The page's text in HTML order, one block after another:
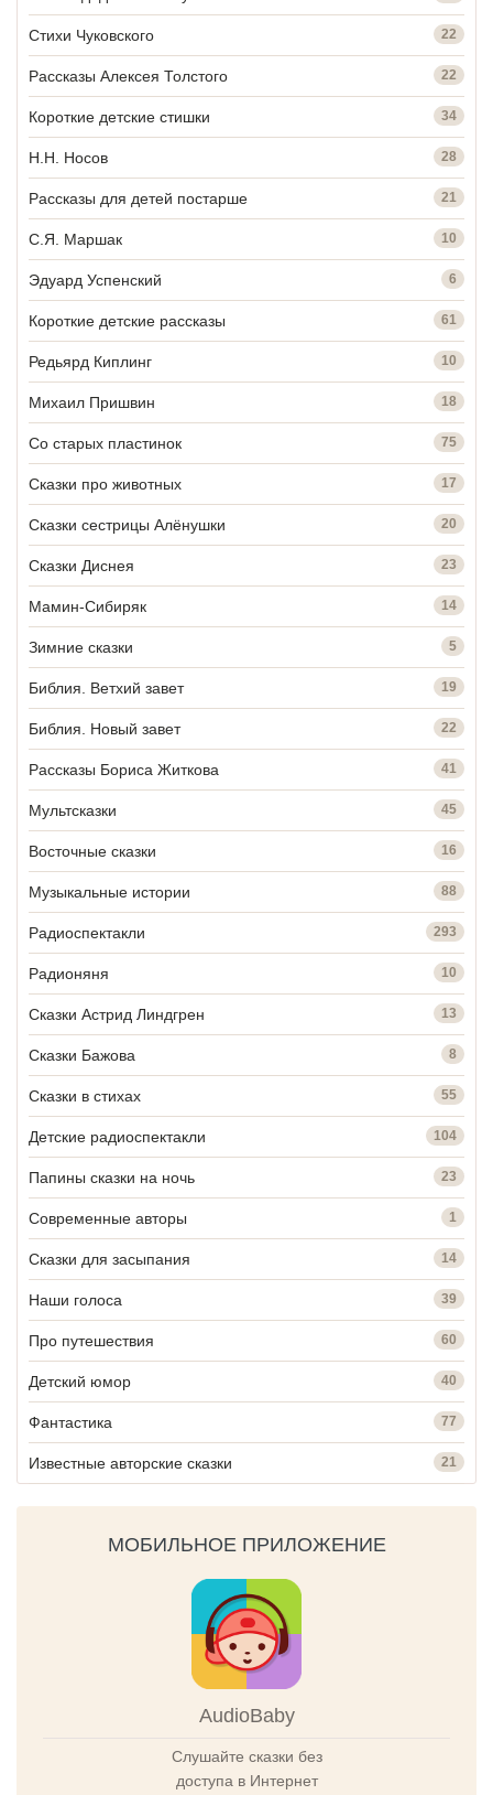
Стихи Чуковского 22
Рассказы Алексея Толстого 22
Короткие детские стишки 34
Н.Н. Носов 28
Рассказы для детей постарше 21
С.Я. Маршак 10
Эдуард Успенский 6
Короткие детские рассказы 61
Редьярд Киплинг 10
Михаил Пришвин 18
Со старых пластинок 75
Сказки про животных 17
Сказки сестрицы Алёнушки 20
Сказки Диснея 23
Мамин-Сибиряк 14
Зимние сказки 5
Библия. Ветхий завет 19
Библия. Новый завет 22
Рассказы Бориса Житкова 41
Мультсказки 45
Восточные сказки 16
Музыкальные истории 88
Радиоспектакли 293
Радионяня 10
Сказки Астрид Линдгрен 13
Сказки Бажова 8
Сказки в стихах 55
Детские радиоспектакли 104
Папины сказки на ночь 23
Современные авторы 1
Сказки для засыпания 14
Наши голоса 39
Про путешествия 60
Детский юмор 40
Фантастика 77
Известные авторские сказки 21
МОБИЛЬНОЕ ПРИЛОЖЕНИЕ
AudioBaby
Слушайте сказки без
доступа в Интернет